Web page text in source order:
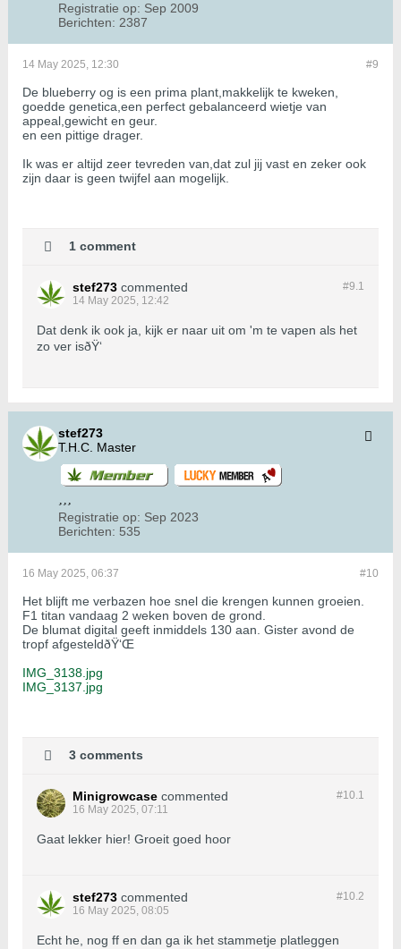
Registratie op: Sep 2009
Berichten: 2387
#9
14 May 2025, 12:30
De blueberry og is een prima plant,makkelijk te kweken,
goedde genetica,een perfect gebalanceerd wietje van
appeal,gewicht en geur.
en een pittige drager.
Ik was er altijd zeer tevreden van,dat zul jij vast en zeker ook
zijn daar is geen twijfel aan mogelijk.
1 comment
#9.1
stef273 commented
14 May 2025, 12:42
Dat denk ik ook ja, kijk er naar uit om 'm te vapen als het
zo ver isðŸ‘
stef273
T.H.C. Master
Registratie op: Sep 2023
Berichten: 535
#10
16 May 2025, 06:37
Het blijft me verbazen hoe snel die krengen kunnen groeien.
F1 titan vandaag 2 weken boven de grond.
De blumat digital geeft inmiddels 130 aan. Gister avond de
tropf afgesteldðŸ‘Œ
IMG_3138.jpg
IMG_3137.jpg
3 comments
#10.1
Minigrowcase commented
16 May 2025, 07:11
Gaat lekker hier! Groeit goed hoor
#10.2
stef273 commented
16 May 2025, 08:05
Echt he, nog ff en dan ga ik het stammetje platleggen